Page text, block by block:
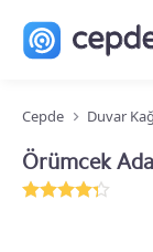
Cepde Duvar
Örümcek